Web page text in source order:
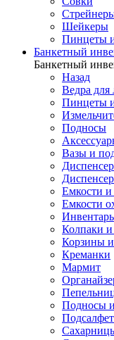
Шейкеры
Пинцеты
Банкетный
Банкетный
Назад
Ведра для
Пинцеты
Подносы
Вазы и
Емкости
Емкости
Инвентарь
Колпаки
Корзины
Креманки
Мармит
Подносы